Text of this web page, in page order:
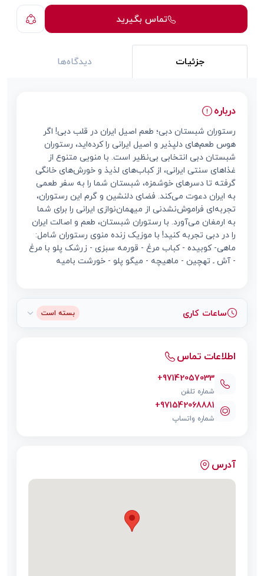
تماس بگیرید
جزئیات دیدگاه‌ها
درباره
رستوران شبستان دبی؛ طعم اصیل ایران در قلب دبی! اگر
هوس طعم‌های دلپذیر و اصیل ایرانی را کرده‌اید، رستوران
شبستان دبی انتخابی بی‌نظیر است. با منویی متنوع از
غذاهای سنتی ایرانی، از کباب‌های لذیذ و خورش‌های خانگی
گرفته تا دسرهای خوشمزه، شبستان شما را به سفر طعمی
به ایران دعوت می‌کند. فضای دلنشین و گرم این رستوران،
تجربه‌ای فراموش‌نشدنی از میهمان‌نوازی ایرانی را برای شما
به ارمغان می‌آورد. با رستوران شبستان، طعم و اصالت ایران
را در دبی تجربه کنید! با موزیک زنده منوی رستوران شامل:
ماهی- کوبیده - کباب مرغ - قورمه سبزی - زرشک پلو با مرغ
- آش ـ تهچین - ماهیچه - میگو پلو - خورشت بامیه
ساعات کاری بسته است
اطلاعات تماس
+97142057033
شماره تلفن
+971542068881
شماره واتساپ
آدرس